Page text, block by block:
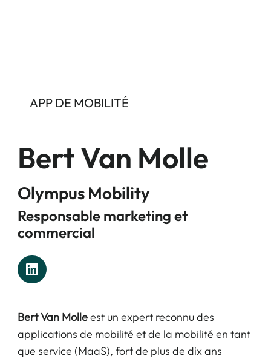
APP DE MOBILITÉ
Bert Van Molle
Olympus Mobility
Responsable marketing et
commercial
Bert Van Molleest un expert reconnu des
applications de mobilité et de la mobilité en tant
que service (MaaS), fort de plus de dix ans